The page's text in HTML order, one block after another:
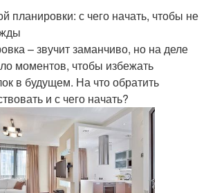
планировки: с чего начать, чтобы не
– звучит заманчиво, но на деле
моментов, чтобы избежать
в будущем. На что обратить
и с чего начать?